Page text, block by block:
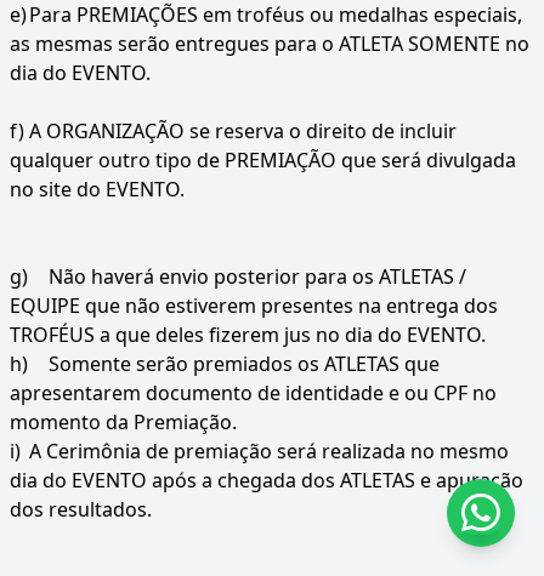
e)Para PREMIAÇÕES em troféus ou medalhas especiais,
as mesmas serão entregues para o ATLETA SOMENTE no
dia do EVENTO.
f)A ORGANIZAÇÃO se reserva o direito de incluir
qualquer outro tipo de PREMIAÇÃO que será divulgada
no site do EVENTO.
g)
Não haverá envio posterior para os ATLETAS /
EQUIPE que não estiverem presentes na entrega dos
TROFÉUS a que deles fizerem jus no dia do EVENTO.
h)
Somente serão premiados os ATLETAS que
apresentarem documento de identidade e ou CPF no
momento da Premiação.
i) A Cerimônia de premiação será realizada no mesmo
dia do EVENTO após a chegada dos ATLETAS e apuração
dos resultados.